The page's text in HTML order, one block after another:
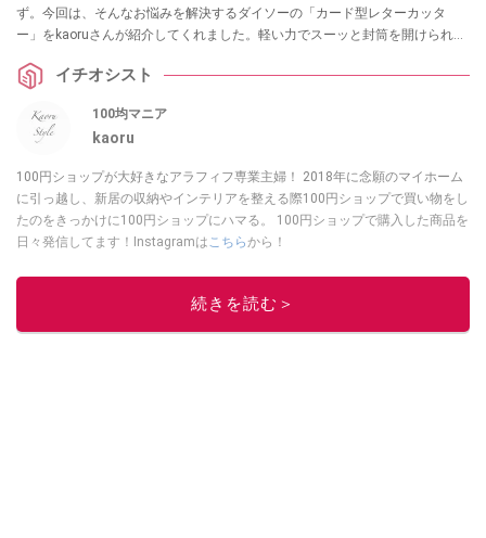
ず。今回は、そんなお悩みを解決するダイソーの「カード型レターカッタ
ー」をkaoruさんが紹介してくれました。軽い力でスーッと封筒を開けられ
も魅力。封書の開封にお困りの方は必見です。
イチオシスト
100均マニア
kaoru
100円ショップが大好きなアラフィフ専業主婦！ 2018年に念願のマイホーム
に引っ越し、新居の収納やインテリアを整える際100円ショップで買い物をし
たのをきっかけに100円ショップにハマる。 100円ショップで購入した商品を
日々発信してます！Instagramはこちらから！
このイチオシストの他の記事を読む
続きを読む＞